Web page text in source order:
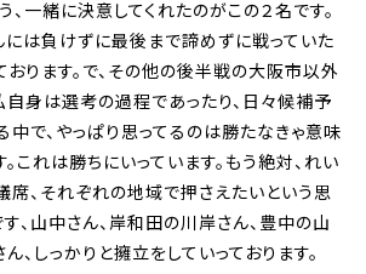
、一緒に決意してくれたのがこの２名です。
には負けずに最後まで諦めずに戦っていた
ります。で、その他の後半戦の大阪市以外
自身は選考の過程であったり、日々候補予
中で、やっぱり思ってるのは勝たなきゃ意味
これは勝ちにいっています。もう絶対、れい
席、それぞれの地域で押さえたいという思
、山中さん、岸和田の川岸さん、豊中の山
、しっかりと擁立をしていっております。